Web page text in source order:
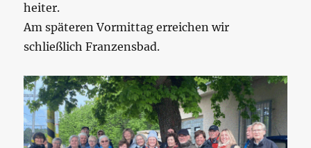
heiter.
Am späteren Vormittag erreichen wir
schließlich Franzensbad.